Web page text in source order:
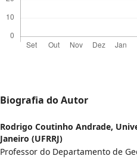
Biografia do Autor
Rodrigo Coutinho Andrade,
Janeiro (UFRRJ)
Professor do Departamento de